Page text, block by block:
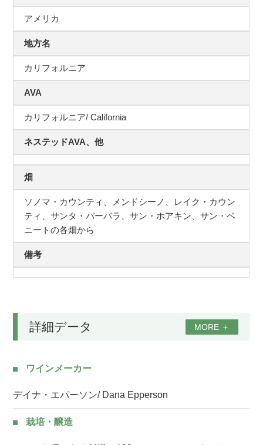
アメリカ
地方名
カリフォルニア
AVA
カリフォルニア/ California
ネステッドAVA、他
畑
ソノマ・カウンティ、メンドシーノ、レイク・カウン
ティ、サンタ・バーバラ、サン・ホアキン、サン・ベ
ニートの各畑から
備考
詳細データ MORE ＋
ワインメーカー
デイナ・エパーソン/ Dana Epperson
栽培・醸造